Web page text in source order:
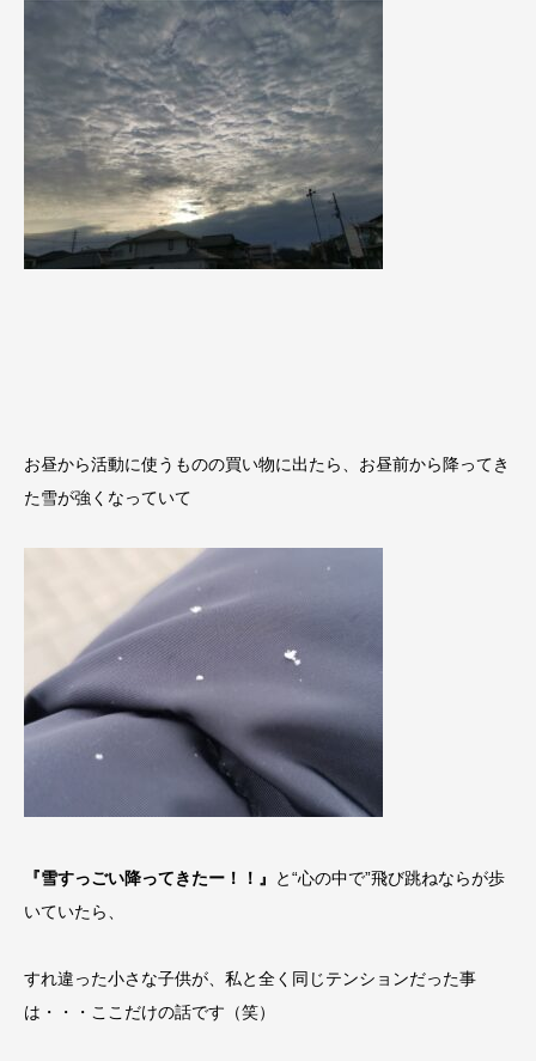
お昼から活動に使うものの買い物に出たら、お昼前から降ってき
た雪が強くなっていて
『雪すっごい降ってきたー！！』
と“心の中で”飛び跳ねならが歩
いていたら、
すれ違った小さな子供が、私と全く同じテンションだった事
は・・・ここだけの話です（笑）